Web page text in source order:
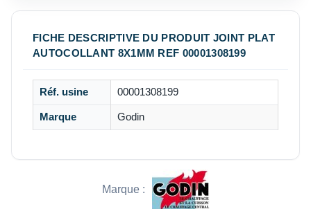
FICHE DESCRIPTIVE DU PRODUIT JOINT PLAT
AUTOCOLLANT 8X1MM REF 00001308199
Réf. usine 00001308199
Marque Godin
Marque :